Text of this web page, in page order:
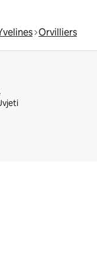
Orvilliers